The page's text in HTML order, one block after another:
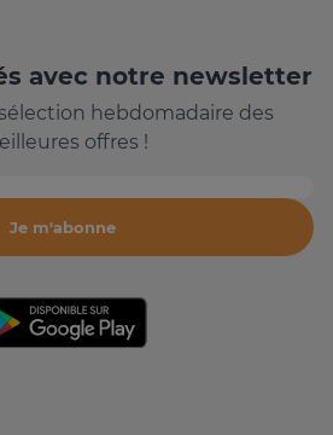
avec notre newsletter
hebdomadaire des
offres !
Je m'abonne